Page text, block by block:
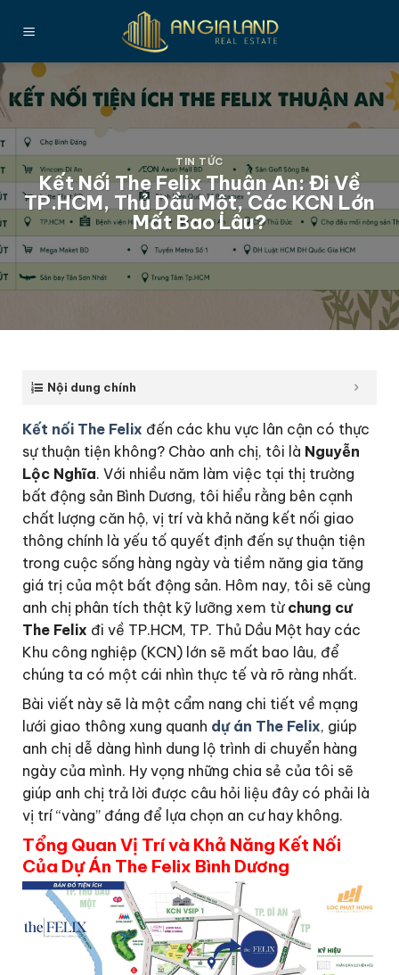
qua
dung
TIN TỨC
Kết Nối The Felix Thuận An: Đi Về
TP.HCM, Thủ Dầu Một, Các KCN Lớn
Mất Bao Lâu?
Nội dung chính
Kết nối The Felix đến các khu vực lân cận có thực
sự thuận tiện không? Chào anh chị, tôi là Nguyễn
Lộc Nghĩa. Với nhiều năm làm việc tại thị trường
bất động sản Bình Dương, tôi hiểu rằng bên cạnh
chất lượng căn hộ, vị trí và khả năng kết nối giao
thông chính là yếu tố quyết định đến sự thuận tiện
trong cuộc sống hàng ngày và tiềm năng gia tăng
giá trị của một bất động sản. Hôm nay, tôi sẽ cùng
anh chị phân tích thật kỹ lưỡng xem từ chung cư
The Felix đi về TP.HCM, TP. Thủ Dầu Một hay các
Khu công nghiệp (KCN) lớn sẽ mất bao lâu, để
chúng ta có một cái nhìn thực tế và rõ ràng nhất.
Bài viết này sẽ là một cẩm nang chi tiết về mạng
lưới giao thông xung quanh dự án The Felix, giúp
anh chị dễ dàng hình dung lộ trình di chuyển hàng
ngày của mình. Hy vọng những chia sẻ của tôi sẽ
giúp anh chị trả lời được câu hỏi liệu đây có phải là
vị trí “vàng” đáng để lựa chọn an cư hay không.
Tổng Quan Vị Trí và Khả Năng Kết Nối
Của Dự Án The Felix Bình Dương